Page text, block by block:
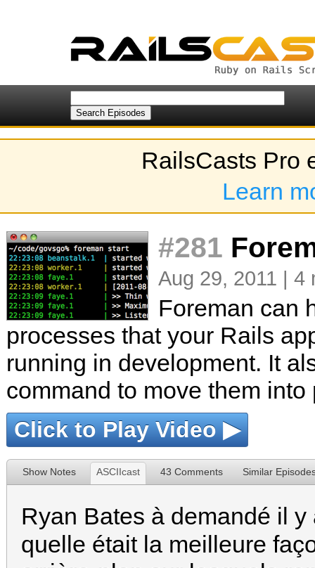
RailsCasts Pro
Learn
#281
Aug 29, 2011 |
Foreman can
processes that your Rails
running in development. It
command to move them into
Click to Play Video ▶
Show Notes ASCIIcast 43 Comments Similar
Ryan Bates à demandé il y
quelle était la meilleure